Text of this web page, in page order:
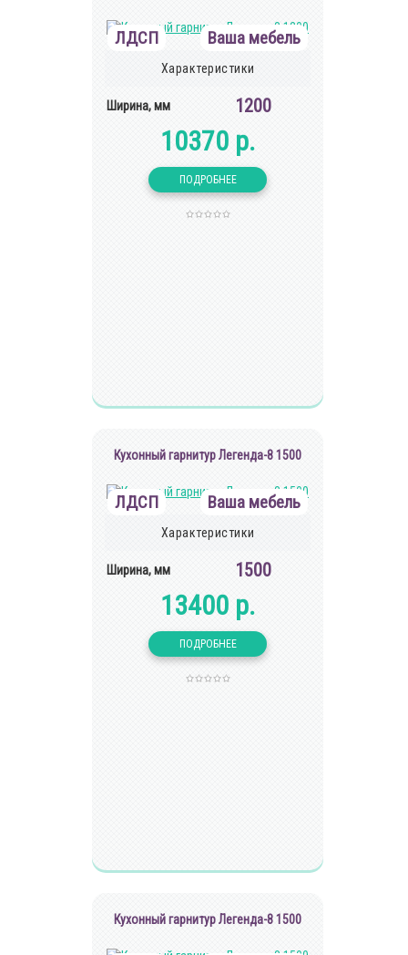
ЛДСП Ваша мебель
Характеристики
Ширина, мм 1200
10370 р.
Кухонный гарнитур Легенда-8 1500
ЛДСП Ваша мебель
Характеристики
Ширина, мм 1500
13400 р.
Кухонный гарнитур Легенда-8 1500